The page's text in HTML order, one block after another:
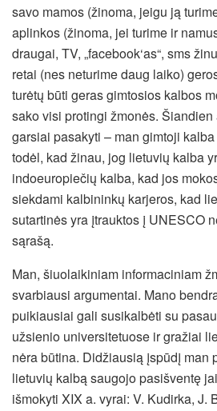
savo mamos (žinoma, jeigu ją
aplinkos (žinoma, jei turime ir
draugai, TV, „facebook‘as“, sms
retai (nes neturime daug laiko)
turėtų būti geras gimtosios kalbos
sako visi protingi žmonės.
garsiai pasakyti – man gimtoji
todėl, kad žinau, jog lietuvių kalba
indoeuropiečių kalba, kad jos
siekdami kalbininkų karjeros, kad
sutartinės yra įtrauktos į UNESCO
sąrašą.
Man, šiuolaikiniam informaciniam
svarbiausi argumentai. Mano
puikiausiai gali susikalbėti su
užsienio universitetuose ir gražiai
nėra būtina. Didžiausią įspūdį man
lietuvių kalbą saugojo pasišventę
išmokyti XIX a. vyrai: V. Kudirka, J.